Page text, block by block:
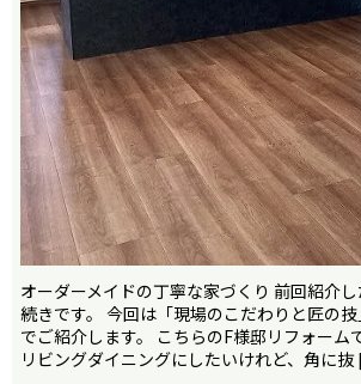
オーダーメイドの丁寧な家づくり 前回紹介
続きです。 今回は「現場のこだわりと匠の
でご紹介します。 こちらのF様邸リフォーム
リビングダイニングにしたいけれど、角に